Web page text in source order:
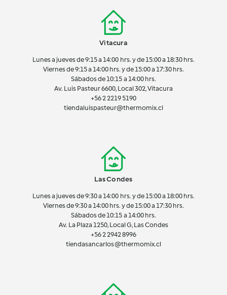
Vitacura
Lunes a jueves de 9:15 a 14:00 hrs. y de 15:00 a 18:30 hrs.
Viernes de 9:15 a 14:00 hrs. y de 15:00 a 17:30 hrs.
Sábados de 10:15 a 14:00 hrs.
Av. Luis Pasteur 6600, Local 302, Vitacura
+56 2 2219 5190
tiendaluispasteur@thermomix.cl
Las Condes
Lunes a jueves de 9:30 a 14:00 hrs. y de 15:00 a 18:00 hrs.
Viernes de 9:30 a 14:00 hrs. y de 15:00 a 17:30 hrs.
Sábados de 10:15 a 14:00 hrs.
Av. La Plaza 1250, Local G, Las Condes
+56 2 2942 8996
tiendasancarlos@thermomix.cl